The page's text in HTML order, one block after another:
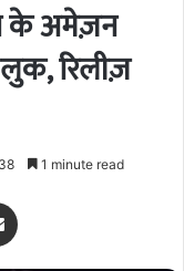
के अमेज़न
रिलीज़
1 minute read